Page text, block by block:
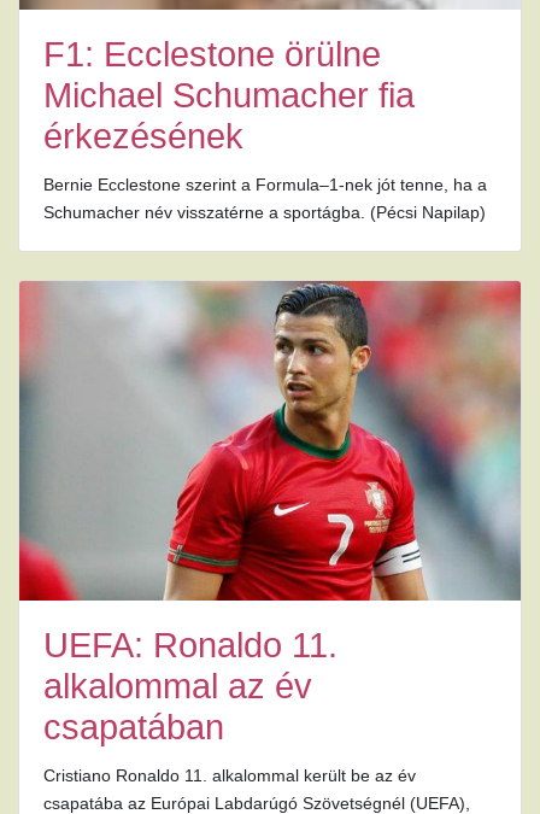
F1: Ecclestone örülne
Michael Schumacher fia
érkezésének
Bernie Ecclestone szerint a Formula–1-nek jót tenne, ha a
Schumacher név visszatérne a sportágba. (Pécsi Napilap)
UEFA: Ronaldo 11.
alkalommal az év
csapatában
Cristiano Ronaldo 11. alkalommal került be az év
csapatába az Európai Labdarúgó Szövetségnél (UEFA),